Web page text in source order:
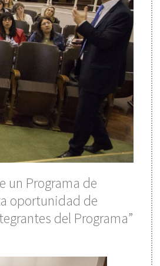
un Programa de
oportunidad de
del Programa”